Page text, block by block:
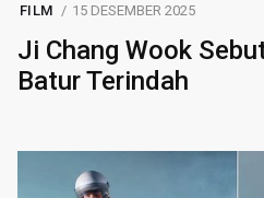
FILM 15 DESEMBER 2025
Ji Chang Wook
Batur Terindah